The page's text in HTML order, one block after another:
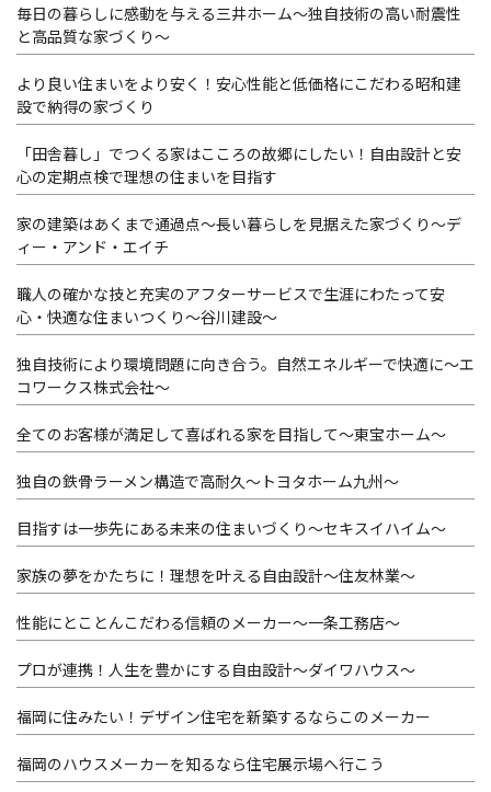
毎日の暮らしに感動を与える三井ホーム～独自技術の高い耐震性
と高品質な家づくり～
より良い住まいをより安く！安心性能と低価格にこだわる昭和建
設で納得の家づくり
「田舎暮し」でつくる家はこころの故郷にしたい！自由設計と安
心の定期点検で理想の住まいを目指す
家の建築はあくまで通過点～長い暮らしを見据えた家づくり～デ
ィー・アンド・エイチ
職人の確かな技と充実のアフターサービスで生涯にわたって安
心・快適な住まいつくり～谷川建設～
独自技術により環境問題に向き合う。自然エネルギーで快適に～エ
コワークス株式会社～
全てのお客様が満足して喜ばれる家を目指して～東宝ホーム～
独自の鉄骨ラーメン構造で高耐久～トヨタホーム九州～
目指すは一歩先にある未来の住まいづくり～セキスイハイム～
家族の夢をかたちに！理想を叶える自由設計～住友林業～
性能にとことんこだわる信頼のメーカー～一条工務店～
プロが連携！人生を豊かにする自由設計～ダイワハウス～
福岡に住みたい！デザイン住宅を新築するならこのメーカー
福岡のハウスメーカーを知るなら住宅展示場へ行こう